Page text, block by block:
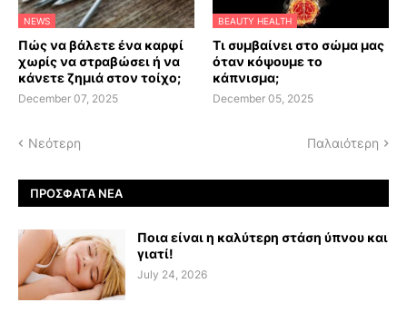
NEWS
Πώς να βάλετε ένα καρφί
χωρίς να στραβώσει ή να
κάνετε ζημιά στον τοίχο;
December 07, 2025
BEAUTY HEALTH
Τι συμβαίνει στο σώμα μας
όταν κόψουμε το
κάπνισμα;
December 05, 2025
Νεότερη Παλαιότερη
ΠΡΌΣΦΑΤΑ ΝΈΑ
Ποια είναι η καλύτερη στάση ύπνου και
γιατί!
July 24, 2026